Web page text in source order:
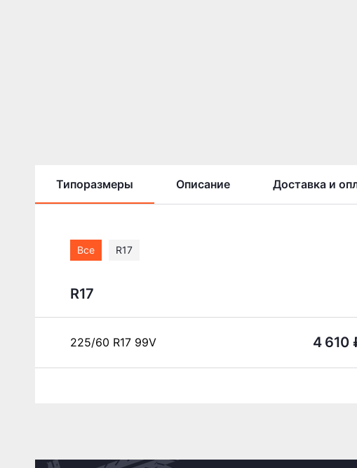
Типоразмеры Описание Доставка и
Все R17
R17
225/60 R17 99V 4 610